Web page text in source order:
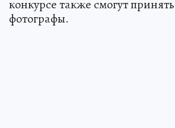
регионов Российской
конкурсе также смогут принять